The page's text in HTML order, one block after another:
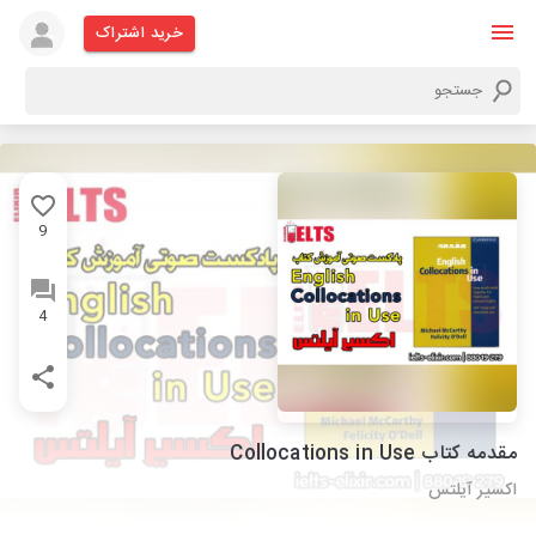
خرید اشتراک
9
4
مقدمه کتاب Collocations in Use
اکسیر آیلتس